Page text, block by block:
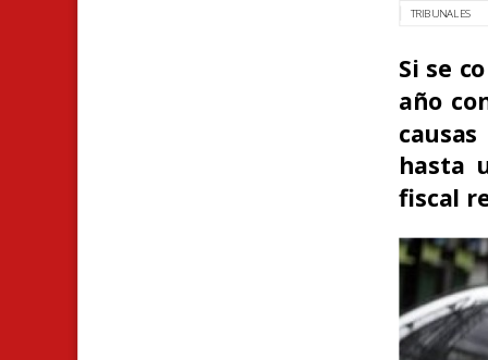
TRIBUNALES
Si se
año
hasta
fiscal